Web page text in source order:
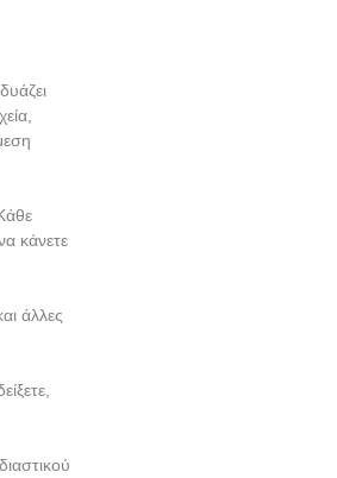
κάνετε
άλλες